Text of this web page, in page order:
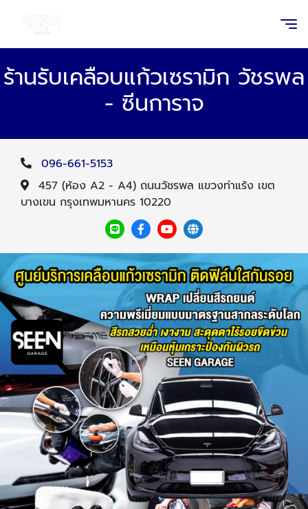
ร้านรับเคลือบแก้วเซรามิก วัชรพล
- ซีนการาจ
096-661-5153
457 (ห้อง A2 - A4) ถนนวัชรพล แขวงท่าแร้ง เขต
บางเขน กรุงเทพมหานคร 10220